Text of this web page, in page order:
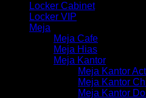
Locker Cabinet
Locker VIP
Meja
Meja Cafe
Meja Hias
Meja Kantor
Meja Kantor
Meja Kantor
Meja Kantor